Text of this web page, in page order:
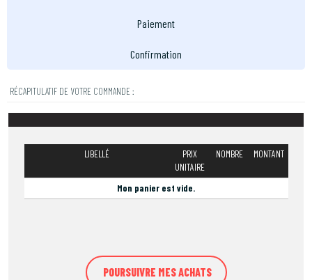
Paiement
Confirmation
RÉCAPITULATIF DE VOTRE COMMANDE :
LIBELLÉ
PRIX
UNITAIRE
NOMBRE MONTANT
Mon panier est vide.